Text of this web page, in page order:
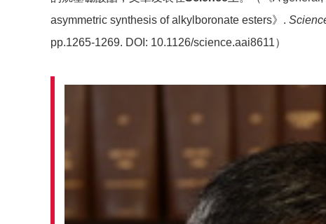
asymmetric synthesis of alkylboronate esters》.
pp.1265-1269. DOI: 10.1126/science.aai8611）